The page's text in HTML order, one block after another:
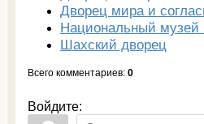
Дворец мира и
Национальный музей
Шахский дворец
Всего комментариев: 0
Войдите: